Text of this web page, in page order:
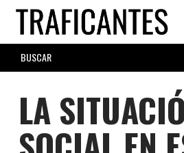
Skip
main
content
SEARCH
FORM
LA